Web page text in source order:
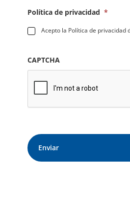
Política de privacidad *
Acepto la Política de privacidad
CAPTCHA